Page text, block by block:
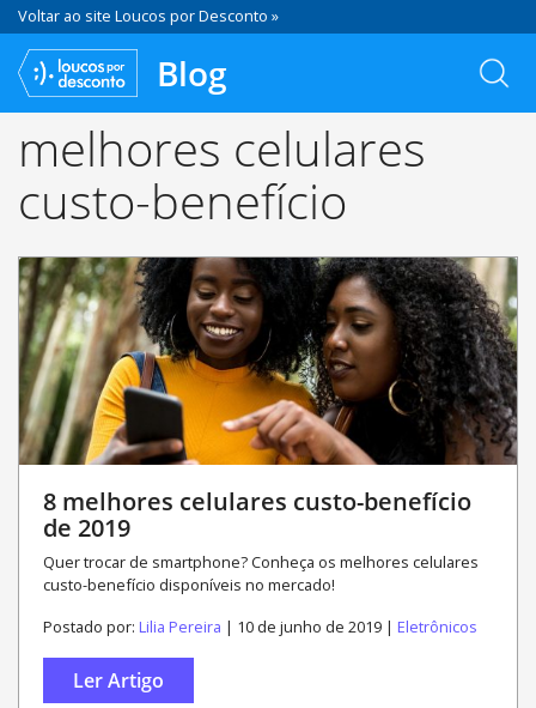
Voltar ao site Loucos por Desconto »
Blog
melhores celulares
custo-benefício
8 melhores celulares custo-benefício
de 2019
Quer trocar de smartphone? Conheça os melhores celulares
custo-benefício disponíveis no mercado!
Postado por: Lilia Pereira | 10 de junho de 2019 | Eletrônicos
Ler Artigo